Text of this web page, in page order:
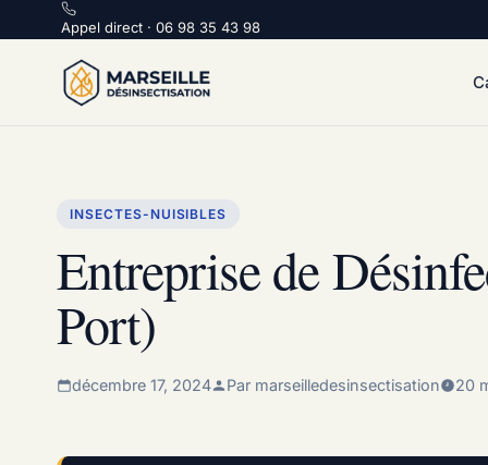
Appel direct :
Appel direct · 06 98 35 43 98
INSECTES-NUISIBLES
Entreprise de
Port)
décembre 17, 2024 Par marseilledesinsectisation 20